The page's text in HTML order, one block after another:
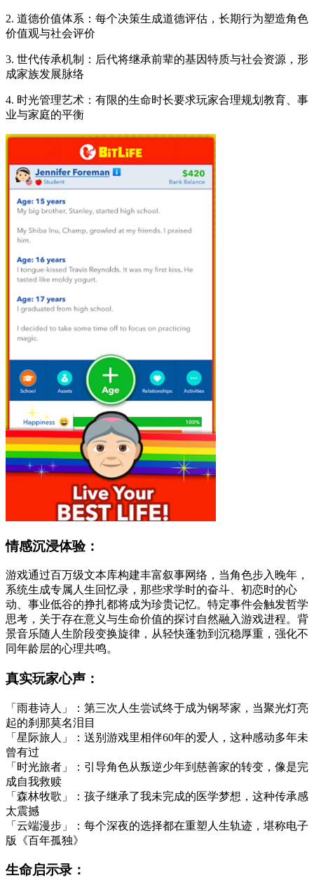
2. 道德价值体系：每个决策生成道德评估，长期行为塑造角色
价值观与社会评价
3. 世代传承机制：后代将继承前辈的基因特质与社会资源，形
成家族发展脉络
4. 时光管理艺术：有限的生命时长要求玩家合理规划教育、事
业与家庭的平衡
情感沉浸体验：
游戏通过百万级文本库构建丰富叙事网络，当角色步入晚年，
系统生成专属人生回忆录，那些求学时的奋斗、初恋时的心
动、事业低谷的挣扎都将成为珍贵记忆。特定事件会触发哲学
思考，关于存在意义与生命价值的探讨自然融入游戏进程。背
景音乐随人生阶段变换旋律，从轻快蓬勃到沉稳厚重，强化不
同年龄层的心理共鸣。
真实玩家心声：
「雨巷诗人」：第三次人生尝试终于成为钢琴家，当聚光灯亮
起的刹那莫名泪目
「星际旅人」：送别游戏里相伴60年的爱人，这种感动多年未
曾有过
「时光旅者」：引导角色从叛逆少年到慈善家的转变，像是完
成自我救赎
「森林牧歌」：孩子继承了我未完成的医学梦想，这种传承感
太震撼
「云端漫步」：每个深夜的选择都在重塑人生轨迹，堪称电子
版《百年孤独》
生命启示录：